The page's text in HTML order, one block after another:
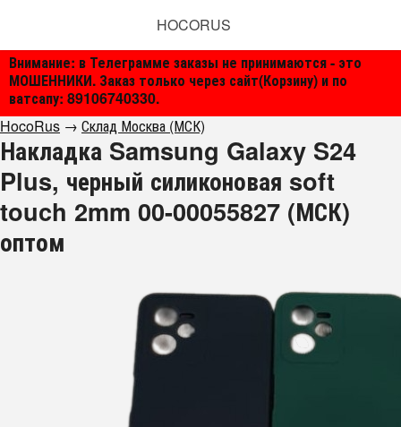
Внимание: в Телеграмме заказы не принимаются - это
МОШЕННИКИ. Заказ только через сайт(Корзину) и по
ватсапу: 89106740330.
HOCORUS
HocoRus → Склад Москва (МСК)
Накладка Samsung Galaxy S24
Plus, черный силиконовая soft
touch 2mm 00-00055827 (МСК)
оптом